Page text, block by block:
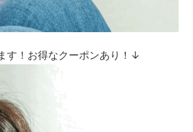
す！お得なクーポンあり！↓